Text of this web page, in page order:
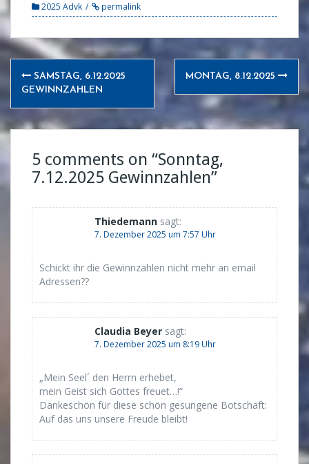
2025 Advk permalink
Post
navigation
SAMSTAG, 6.12.2025
GEWINNZAHLEN
MONTAG, 8.12.2025
5 comments on “Sonntag,
7.12.2025 Gewinnzahlen”
Thiedemann sagt:
7. Dezember 2025 um 7:57 Uhr
Schickt ihr die Gewinnzahlen nicht mehr an email
Adressen??
Claudia Beyer sagt:
7. Dezember 2025 um 8:19 Uhr
„Mein Seel´ den Herrn erhebet,
mein Geist sich Gottes freuet…!“
Dankeschön für diese schön gesungene Botschaft:
Auf das uns unsere Freude bleibt!